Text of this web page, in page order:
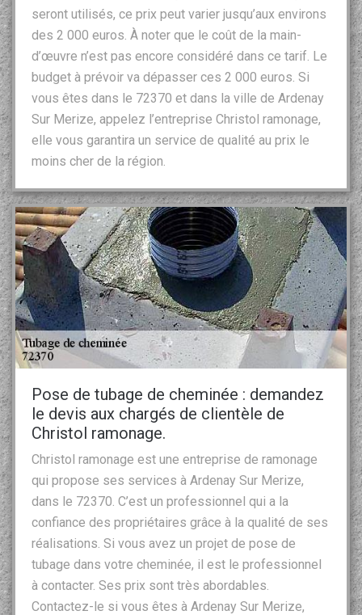
seront utilisés, ce prix peut varier jusqu’aux environs
des 2 000 euros. À noter que le coût de la main-
d’œuvre n’est pas encore considéré dans ce tarif. Le
budget à prévoir va dépasser ces 2 000 euros. Si
vous êtes dans le 72370 et dans la ville de Ardenay
Sur Merize, appelez l’entreprise Christol ramonage,
elle vous garantira un service de qualité au prix le
moins cher de la région.
Pose de tubage de cheminée : demandez
le devis aux chargés de clientèle de
Christol ramonage.
Christol ramonage est une entreprise de ramonage
qui propose ses services à Ardenay Sur Merize,
dans le 72370. C’est un professionnel qui a la
confiance des propriétaires grâce à la qualité de ses
réalisations. Si vous avez un projet de pose de
tubage dans votre cheminée, il est le professionnel
à contacter. Ses prix sont très abordables.
Contactez-le si vous êtes à Ardenay Sur Merize,